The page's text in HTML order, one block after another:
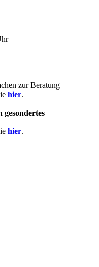
zur Beratung
hier.
gesondertes
hier.